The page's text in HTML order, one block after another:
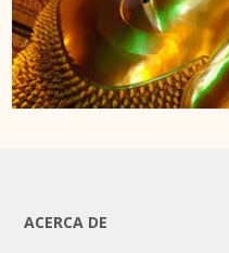
ACERCA DE